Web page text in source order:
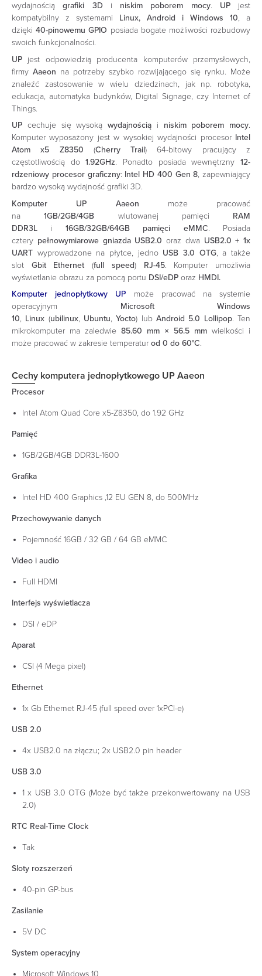
wydajnościągrafiki 3D i niskim poborem mocy. UPjest
kompatybilny z systemami Linux, Android i Windows 10, a
dzięki40-pinowemu GPIO posiada bogate możliwości rozbudowy
swoich funkcjonalności.
UP jest odpowiedzią producenta komputerów przemysłowych,
firmy Aaeon na potrzeby szybko rozwijającego się rynku. Może
znaleźć zastosowanie w wielu dziedzinach, jak np. robotyka,
edukacja, automatyka budynków, Digital Signage, czy Internet of
Things.
UP cechuje się wysoką wydajnością i niskim poborem mocy.
Komputer wyposażony jest w wysokiej wydajności procesor Intel
Atom x5 Z8350 (Cherry Trail) 64-bitowy pracujący z
częstotliwością do1.92GHz. Ponadto posiada wewnętrzny12-
rdzeniowy procesor graficzny: Intel HD 400 Gen 8, zapewniający
bardzo wysoką wydajność grafiki 3D.
Komputer UP Aaeon może pracować
na 1GB/2GB/4GB wlutowanej pamięci RAM
DDR3L i 16GB/32GB/64GB pamięci eMMC. Posiada
cztery pełnowymiarowe gniazda USB2.0 oraz dwa USB2.0 + 1x
UART wyprowadzone na płytce, jedno USB 3.0 OTG, a także
slot Gbit Ethernet (full speed) RJ-45. Komputer umożliwia
wyświetlanie obrazu za pomocą portu DSI/eDP oraz HMDI.
Komputer jednopłytkowy UP może pracować na systemie
operacyjnym Microsoft Windows
10, Linux (ubilinux, Ubuntu,Yocto) lubAndroid 5.0 Lollipop. Ten
mikrokomputer ma zaledwie 85.60 mm × 56.5 mm wielkości i
może pracować w zakresie temperatur od 0 do 60°C.
Cechy komputera jednopłytkowego UP Aaeon
Procesor
Intel Atom Quad Core x5-Z8350, do 1.92 GHz
Pamięć
1GB/2GB/4GB DDR3L-1600
Grafika
Intel HD 400 Graphics ,12 EU GEN 8, do 500MHz
Przechowywanie danych
Pojemność 16GB / 32 GB / 64 GB eMMC
Video i audio
Full HDMI
Interfejs wyświetlacza
DSI / eDP
Aparat
CSI (4 Mega pixel)
Ethernet
1x Gb Ethernet RJ-45 (full speed over 1xPCI-e)
USB 2.0
4x USB2.0 na złączu; 2x USB2.0 pin header
USB 3.0
1 x USB 3.0 OTG (Może być także przekonwertowany na USB
2.0)
RTC Real-Time Clock
Tak
Sloty rozszerzeń
40-pin GP-bus
Zasilanie
5V DC
System operacyjny
Microsoft Windows 10